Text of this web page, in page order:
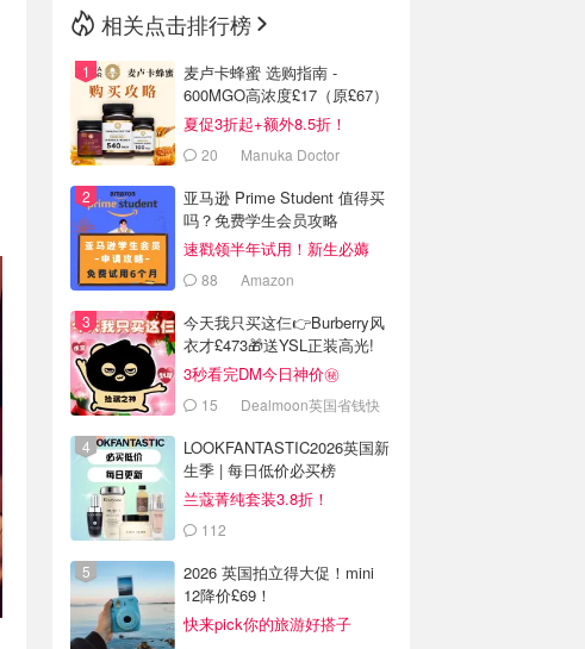
相关点击排行榜
麦卢卡蜂蜜 选购指南 -
600MGO高浓度£17（原£67）
夏促3折起+额外8.5折！
20 Manuka Doctor
亚马逊 Prime Student 值得买
吗？免费学生会员攻略
速戳领半年试用！新生必薅
88 Amazon
今天我只买这仨👉Burberry风
衣才£473🎁送YSL正装高光!
3秒看完DM今日神价㊙️
15
Dealmoon英国省钱快
LOOKFANTASTIC2026英国新
生季 | 每日低价必买榜
兰蔻菁纯套装3.8折！
112
2026 英国拍立得大促！mini
12降价£69！
快来pick你的旅游好搭子